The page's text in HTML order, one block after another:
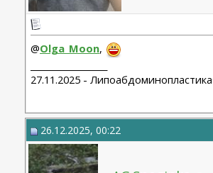
@Olga_Moon,
27.11.2025 -
26.12.2025, 00:22